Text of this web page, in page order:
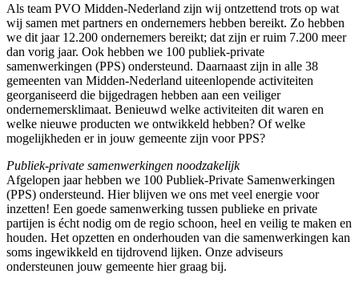
Als team PVO Midden-Nederland zijn wij ontzettend trots op wat
wij samen met partners en ondernemers hebben bereikt. Zo hebben
we dit jaar 12.200 ondernemers bereikt; dat zijn er ruim 7.200 meer
dan vorig jaar. Ook hebben we 100 publiek-private
samenwerkingen (PPS) ondersteund. Daarnaast zijn in alle 38
gemeenten van Midden-Nederland uiteenlopende activiteiten
georganiseerd die bijgedragen hebben aan een veiliger
ondernemersklimaat. Benieuwd welke activiteiten dit waren en
welke nieuwe producten we ontwikkeld hebben? Of welke
mogelijkheden er in jouw gemeente zijn voor PPS?
Publiek-private samenwerkingen noodzakelijk
Afgelopen jaar hebben we 100 Publiek-Private Samenwerkingen
(PPS) ondersteund. Hier blijven we ons met veel energie voor
inzetten! Een goede samenwerking tussen publieke en private
partijen is écht nodig om de regio schoon, heel en veilig te maken en
houden. Het opzetten en onderhouden van die samenwerkingen kan
soms ingewikkeld en tijdrovend lijken. Onze adviseurs
ondersteunen jouw gemeente hier graag bij.